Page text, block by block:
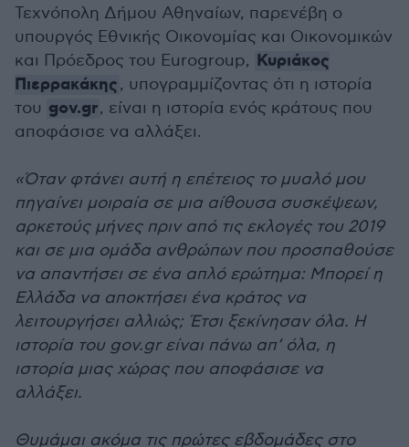
Τεχνόπολη Δήμου Αθηναίων, παρενέβη ο
υπουργός Εθνικής Οικονομίας και Οικονομικών
και Πρόεδρος του Eurogroup, Κυριάκος
Πιερρακάκης, υπογραμμίζοντας ότι η ιστορία
του gov.gr, είναι η ιστορία ενός κράτους που
αποφάσισε να αλλάξει.
«Όταν φτάνει αυτή η επέτειος το μυαλό μου
πηγαίνει μοιραία σε μια αίθουσα συσκέψεων,
αρκετούς μήνες πριν από τις εκλογές του 2019
και σε μια ομάδα ανθρώπων που προσπαθούσε
να απαντήσει σε ένα απλό ερώτημα: Μπορεί η
Ελλάδα να αποκτήσει ένα κράτος να
λειτουργήσει αλλιώς; Έτσι ξεκίνησαν όλα. Η
ιστορία του gov.gr είναι πάνω απ’ όλα, η
ιστορία μιας χώρας που αποφάσισε να
αλλάξει.
Θυμάμαι ακόμα τις πρώτες εβδομάδες στο